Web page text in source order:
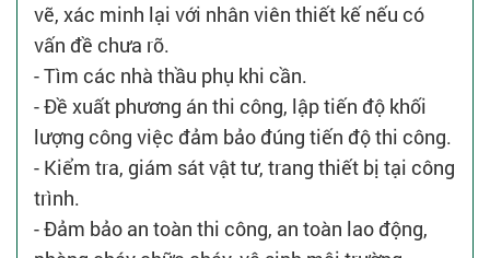
vẽ, xác minh lại với nhân viên thiết kế nếu có
vấn đề chưa rõ.
- Tìm các nhà thầu phụ khi cần.
- Đề xuất phương án thi công, lập tiến độ khối
lượng công việc đảm bảo đúng tiến độ thi công.
- Kiểm tra, giám sát vật tư, trang thiết bị tại công
trình.
- Đảm bảo an toàn thi công, an toàn lao động,